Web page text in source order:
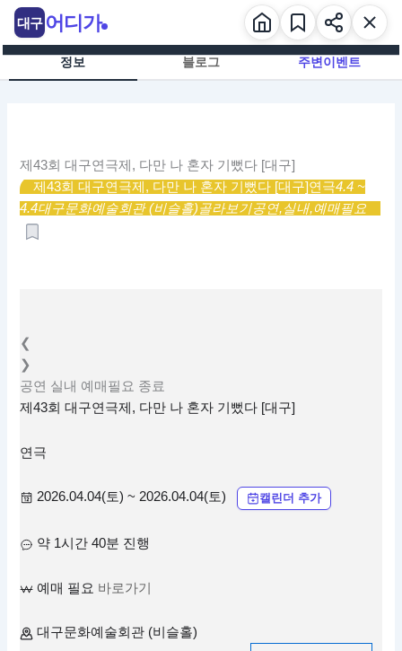
츠
정보 블로그 주변이벤트
제43회 대구연극제, 다만 나 혼자 기뻤다 [대구]
제43회 대구연극제, 다만 나 혼자 기뻤다 [대구]연극4.4 ~
4.4대구문화예술회관 (비슬홀)골라보기공연,실내,예매필요
❮
❯
공연 실내 예매필요 종료
제43회 대구연극제, 다만 나 혼자 기뻤다 [대구]
연극
2026.04.04(토) ~ 2026.04.04(토) 캘린더 추가
약 1시간 40분 진행
예매 필요 바로가기
대구문화예술회관 (비슬홀)
대구 어디가